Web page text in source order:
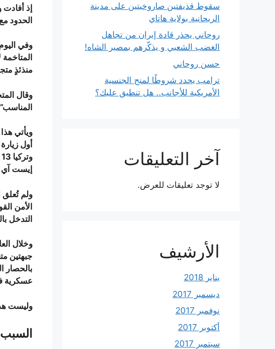
الحدود
وفي
منذئذٍ
وقال
ويأتي
إيست آي
ولم تُعلق
الأمن
التدخل
وخلال
جبهتين
بالحصار
عسكرية
وليست
السبب
سقوط قذيفتين صاروخيتين على مدينة
الريحانية بولاية هاتاي
روحاني يحذر قادة إيران من تجاهل
الغضب الشعبي و يذكّرهم بمصير الشاه!
حسن روحاني
ترامب يحدد شروطًا لمنح الجنسية
الأمريكية للأجانب.. هل تنطبق عليك؟
آخر التعليقات
لا توجد تعليقات للعرض.
الأرشيف
يناير 2018
ديسمبر 2017
نوفمبر 2017
أكتوبر 2017
سبتمبر 2017